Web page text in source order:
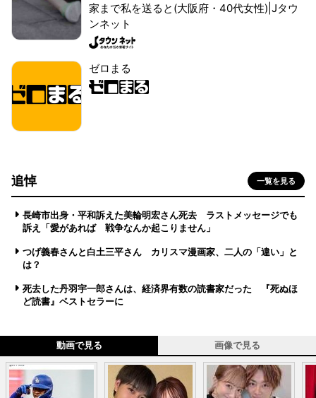
家まで私を送ると(大阪府・40代女性)|Jタウ
ンネット
ゼロまる
追悼 一覧を見る
長崎市出身・平和訴えた美輪明宏さん死去 ラストメッセージでも
訴え「愛があれば 戦争なんか起こりません」
つげ義春さんと白土三平さん カリスマ漫画家、二人の「違い」と
は？
死去した丹羽宇一郎さんは、経済界有数の読書家だった 『死ぬほ
ど読書』ベストセラーに
動画で見る 画像で見る